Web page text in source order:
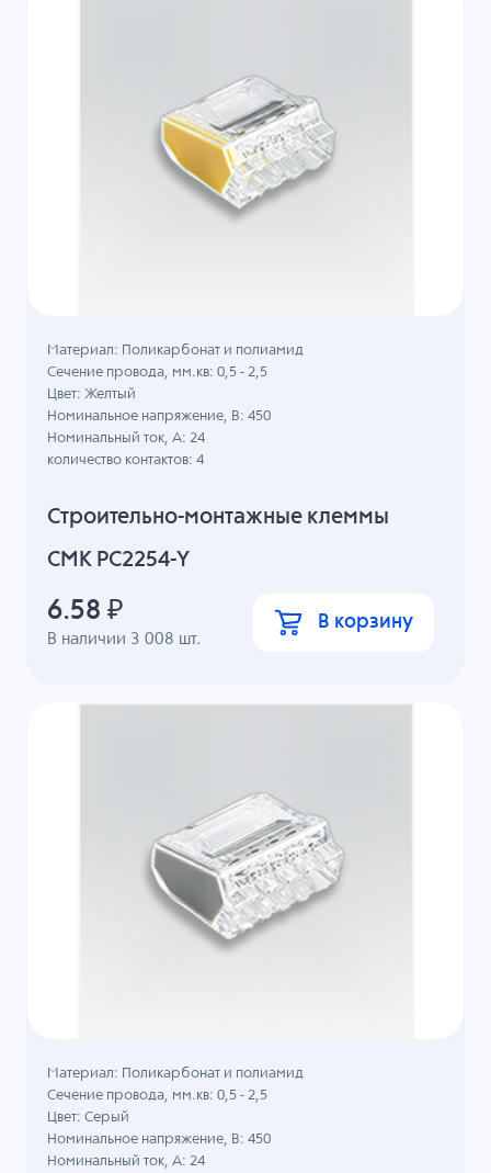
Строительно-монтажные клеммы
СМК PC2254-Y
В наличии 3 008 шт.
Материал: Поликарбонат и полиамид
Сечение провода, мм.кв: 0,5 - 2,5
Цвет: Желтый
Номинальное напряжение, B: 450
Номинальный ток, А: 24
количество контактов: 4
6.58 ₽ В корзину
Материал: Поликарбонат и полиамид
Сечение провода, мм.кв: 0,5 - 2,5
Цвет: Серый
Номинальное напряжение, B: 450
Номинальный ток, А: 24